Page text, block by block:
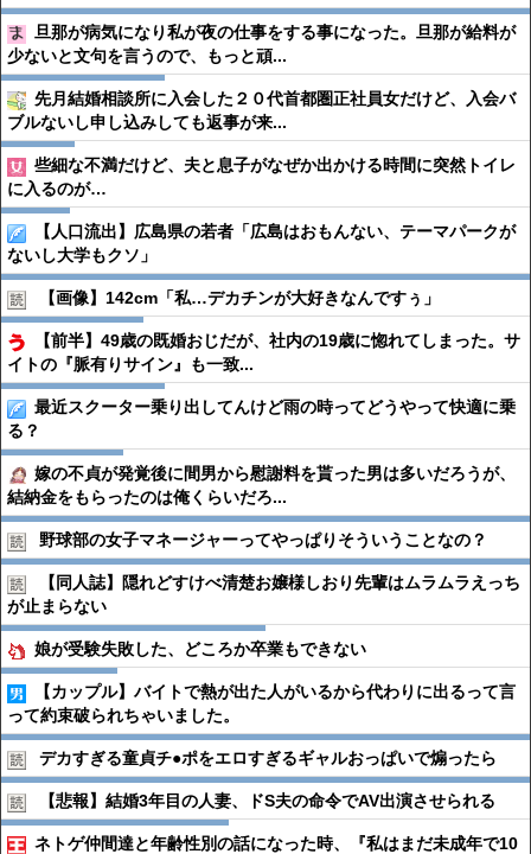
旦那が病気になり私が夜の仕事をする事になった。旦那が給料が
少ないと文句を言うので、もっと頑...
先月結婚相談所に入会した２０代首都圏正社員女だけど、入会バ
ブルないし申し込みしても返事が来...
些細な不満だけど、夫と息子がなぜか出かける時間に突然トイレ
に入るのが…
【人口流出】広島県の若者「広島はおもんない、テーマパークが
ないし大学もクソ」
【画像】142cm「私…デカチンが大好きなんですぅ」
【前半】49歳の既婚おじだが、社内の19歳に惚れてしまった。サ
イトの『脈有りサイン』も一致...
最近スクーター乗り出してんけど雨の時ってどうやって快適に乗
る？
嫁の不貞が発覚後に間男から慰謝料を貰った男は多いだろうが、
結納金をもらったのは俺くらいだろ...
野球部の女子マネージャーってやっぱりそういうことなの？
【同人誌】隠れどすけべ清楚お嬢様しおり先輩はムラムラえっち
が止まらない
娘が受験失敗した、どころか卒業もできない
【カップル】バイトで熱が出た人がいるから代わりに出るって言
って約束破られちゃいました。
デカすぎる童貞チ●︎ポをエロすぎるギャルおっぱいで煽ったら
【悲報】結婚3年目の人妻、ドS夫の命令でAV出演させられる
ネトゲ仲間達と年齢性別の話になった時、『私はまだ未成年で10